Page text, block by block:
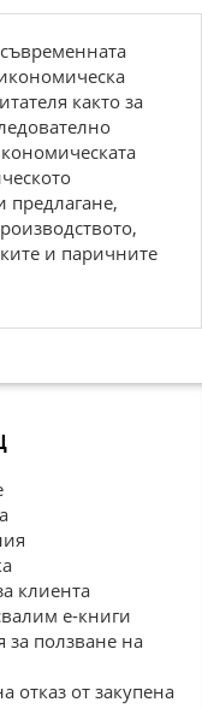
както за
предлагане,
и паричните
клиента
е-книги
за ползване на
отказ от закупена